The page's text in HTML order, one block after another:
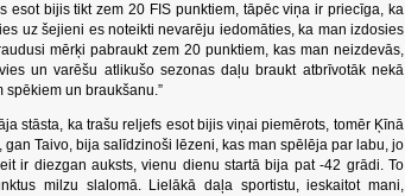
esot bijis tikt zem 20 FIS punktiem, tāpēc viņa ir priecīga, ka
uz šejieni es noteikti nevarēju iedomāties, ka man izdosies
mērķi pabraukt zem 20 punktiem, kas man neizdevās,
un varēšu atlikušo sezonas daļu braukt atbrīvotāk nekā
un braukšanu.”
stāsta, ka trašu reljefs esot bijis viņai piemērots, tomēr Ķīnā
Taivo, bija salīdzinoši lēzeni, kas man spēlēja par labu, jo
ir diezgan auksts, vienu dienu startā bija pat -42 grādi. To
milzu slalomā. Lielākā daļa sportistu, ieskaitot mani,